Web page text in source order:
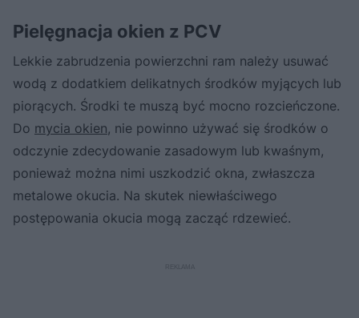
Pielęgnacja okien z PCV
Lekkie zabrudzenia powierzchni ram należy usuwać
wodą z dodatkiem delikatnych środków myjących lub
piorących. Środki te muszą być mocno rozcieńczone.
Do mycia okien, nie powinno używać się środków o
odczynie zdecydowanie zasadowym lub kwaśnym,
ponieważ można nimi uszkodzić okna, zwłaszcza
metalowe okucia. Na skutek niewłaściwego
postępowania okucia mogą zacząć rdzewieć.